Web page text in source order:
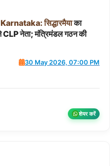
Karnataka: सिद्धारमैयाका
CLP नेता; मंत्रिमंडल गठन की
30 May 2026, 07:00 PM
शेयर करें